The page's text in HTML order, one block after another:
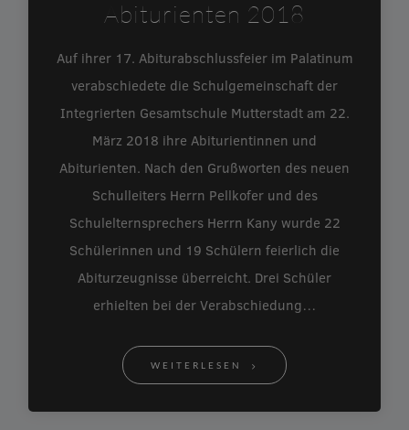
Abiturienten 2018
Auf ihrer 17. Abiturabschlussfeier im Palatinum
verabschiedete die Schulgemeinschaft der
Integrierten Gesamtschule Mutterstadt am 22.
März 2018 ihre Abiturientinnen und
Abiturienten. Nach den Grußworten des neuen
Schulleiters Herrn Pellkofer und des
Schulelternsprechers Herrn Kany wurde 22
Schülerinnen und 19 Schülern feierlich die
Abiturzeugnisse überreicht. Drei Schüler
erhielten bei der Verabschiedung…
WEITERLESEN